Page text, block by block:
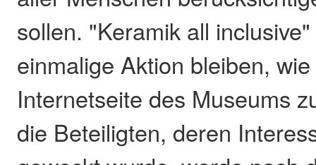
sollen. "Keramik all
einmalige Aktion bleiben,
Internetseite des Museums
die Beteiligten, deren